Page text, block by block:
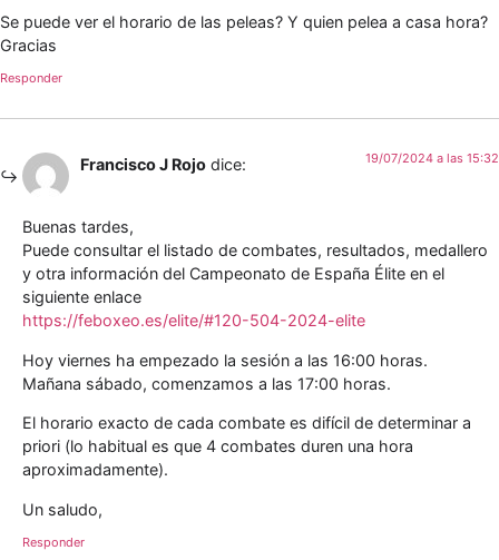
Se puede ver el horario de las peleas? Y quien pelea a casa hora?
Gracias
Responder
Francisco J Rojo dice: 19/07/2024 a las 15:32
Buenas tardes,
Puede consultar el listado de combates, resultados, medallero
y otra información del Campeonato de España Élite en el
siguiente enlace
https://feboxeo.es/elite/#120-504-2024-elite
Hoy viernes ha empezado la sesión a las 16:00 horas.
Mañana sábado, comenzamos a las 17:00 horas.
El horario exacto de cada combate es difícil de determinar a
priori (lo habitual es que 4 combates duren una hora
aproximadamente).
Un saludo,
Responder